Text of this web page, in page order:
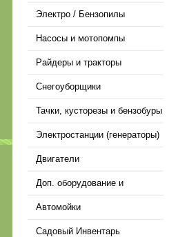
Электро / Бензопилы
Насосы и мотопомпы
Райдеры и тракторы
Снегоуборщики
Тачки, кусторезы и бензобуры
Электростанции (генераторы)
Двигатели
Доп. оборудование и
расходные материалы
Автомойки
Садовый Инвентарь